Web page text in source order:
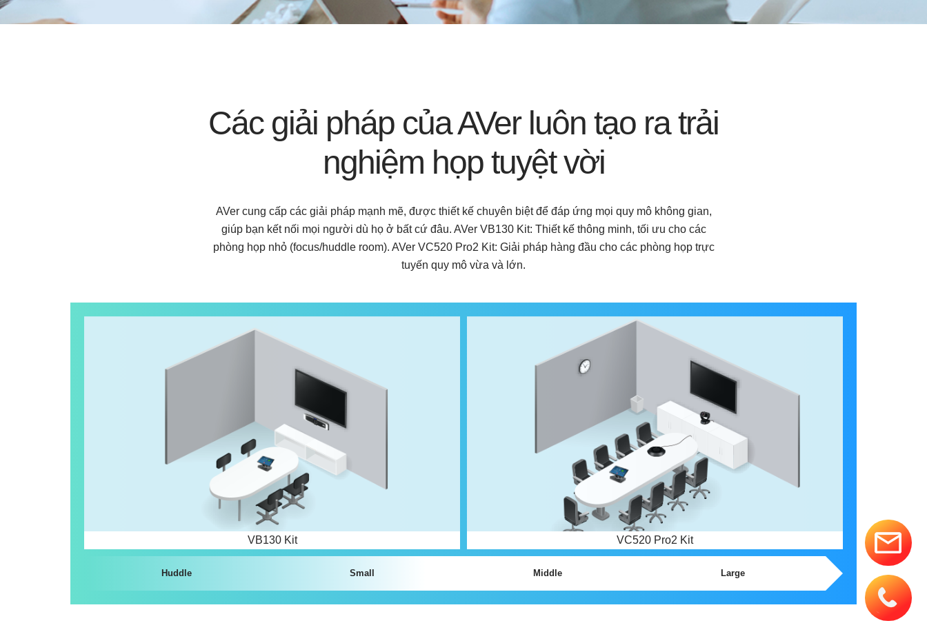
Các giải pháp của AVer luôn tạo ra trải
nghiệm họp tuyệt vời
AVer cung cấp các giải pháp mạnh mẽ, được thiết kế chuyên biệt để đáp ứng mọi quy mô không gian,
giúp bạn kết nối mọi người dù họ ở bất cứ đâu. AVer VB130 Kit: Thiết kế thông minh, tối ưu cho các
phòng họp nhỏ (focus/huddle room). AVer VC520 Pro2 Kit: Giải pháp hàng đầu cho các phòng họp trực
tuyến quy mô vừa và lớn.
VB130 Kit VC520 Pro2 Kit
Huddle Small Middle Large